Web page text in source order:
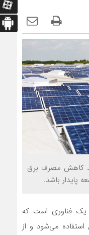
کاهش مصرف برق
پایدار باشد.
فناوری است که
استفاده می‌شود و از